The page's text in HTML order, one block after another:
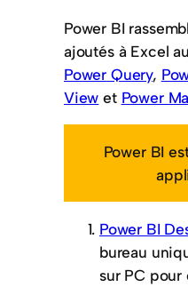
Power BI
ajoutés à Excel
Power Query,
View et Power
Power BI
Power BI
bureau
sur PC